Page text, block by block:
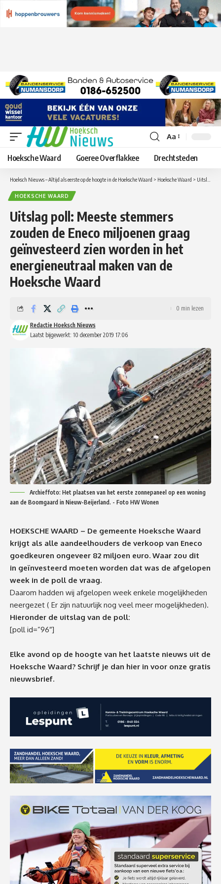
Lettergrootte
aanpassen
Aa
Hoeksche Waard Goeree Overflakkee Drechtsteden
Hoeksch Nieuws – Altijd als eerste op de hoogte in de Hoeksche Waard > Hoeksche Waard > Uitslag poll: Meeste stemmers zouden de Eneco miljoenen graag geïnvesteerd zien worden in het energieneutraal maken van de Hoeksche Waard
HOEKSCHE WAARD
Uitslag poll: Meeste stemmers
zouden de Eneco miljoenen graag
geïnvesteerd zien worden in het
energieneutraal maken van de
Hoeksche Waard
Laatst bijgewerkt: 10 december 2019 17:06
Redactie Hoeksch Nieuws
0 min lezen
Archieffoto: Het plaatsen van het eerste zonnepaneel op een woning
aan de Boomgaard in Nieuw-Beijerland. - Foto HW Wonen
HOEKSCHE WAARD – De gemeente Hoeksche Waard
krijgt als alle aandeelhouders de verkoop van Eneco
goedkeuren ongeveer 82 miljoen euro. Waar zou dit
in geïnvesteerd moeten worden dat was de afgelopen
week in de poll de vraag.
Daarom hadden wij afgelopen week enkele mogelijkheden
neergezet ( Er zijn natuurlijk nog veel meer mogelijkheden).
Hieronder de uitslag van de poll:
[poll id=”96″]
Elke avond op de hoogte van het laatste nieuws uit de
Hoeksche Waard? Schrijf je dan hier in voor onze gratis
nieuwsbrief.